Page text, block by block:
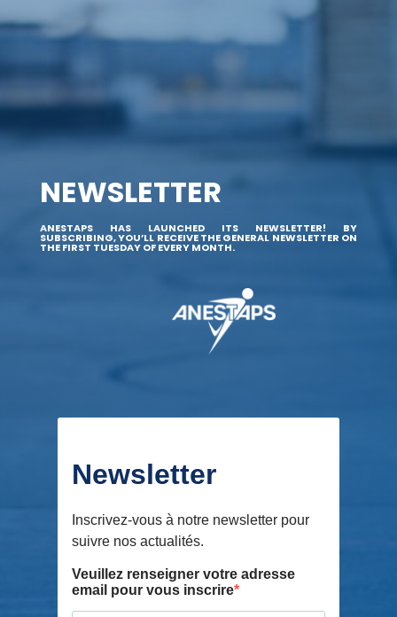
NEWSLETTER
ANESTAPS HAS LAUNCHED ITS NEWSLETTER! BY
SUBSCRIBING, YOU’LL RECEIVE THE GENERAL NEWSLETTER ON
THE FIRST TUESDAY OF EVERY MONTH.